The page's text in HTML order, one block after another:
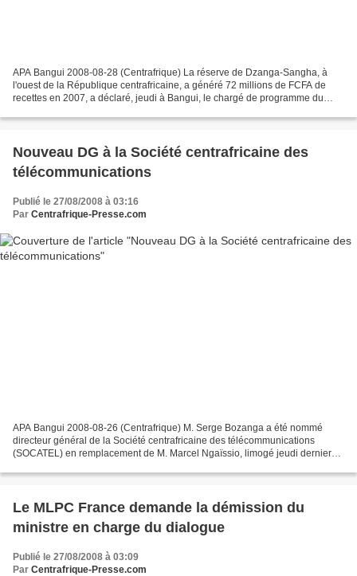
APA Bangui 2008-08-28 (Centrafrique) La réserve de Dzanga-Sangha, à
l'ouest de la République centrafricaine, a généré 72 millions de FCFA de
recettes en 2007, a déclaré, jeudi à Bangui, le chargé de programme du
Nouveau DG à la Société centrafricaine des
télécommunications
Publié le 27/08/2008 à 03:16
Par Centrafrique-Presse.com
APA Bangui 2008-08-26 (Centrafrique) M. Serge Bozanga a été nommé
directeur général de la Société centrafricaine des télécommunications
(SOCATEL) en remplacement de M. Marcel Ngaïssio, limogé jeudi dernier
Le MLPC France demande la démission du
ministre en charge du dialogue
Publié le 27/08/2008 à 03:09
Par Centrafrique-Presse.com